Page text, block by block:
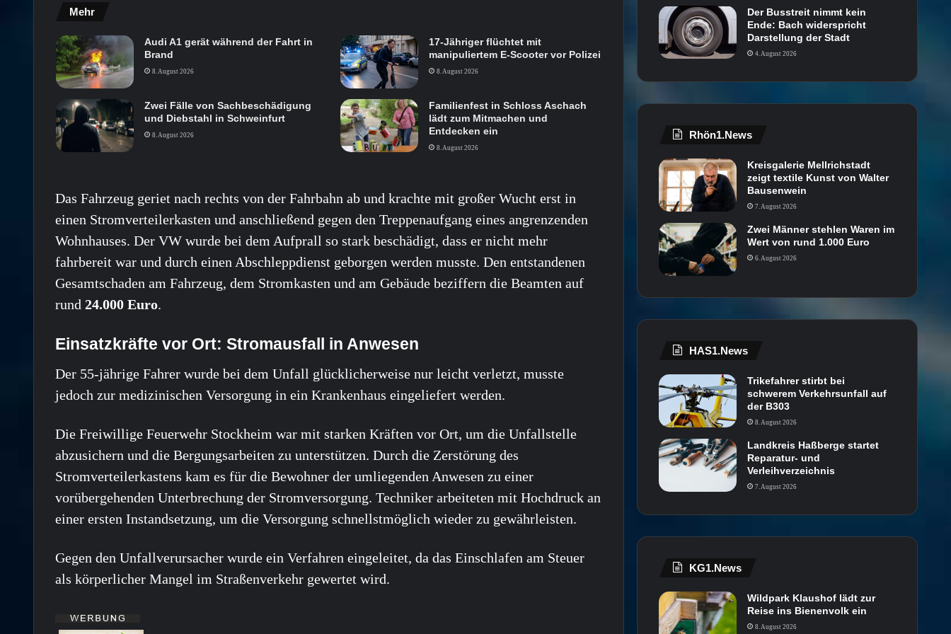
Mehr
Audi A1 gerät während der Fahrt in
Brand
8. August 2026
17-Jähriger flüchtet mit
manipuliertem E-Scooter vor Polizei
8. August 2026
Zwei Fälle von Sachbeschädigung
und Diebstahl in Schweinfurt
8. August 2026
Familienfest in Schloss Aschach
lädt zum Mitmachen und
Entdecken ein
8. August 2026
Das Fahrzeug geriet nach rechts von der Fahrbahn ab und krachte mit großer Wucht erst in
einen Stromverteilerkasten und anschließend gegen den Treppenaufgang eines angrenzenden
Wohnhauses. Der VW wurde bei dem Aufprall so stark beschädigt, dass er nicht mehr
fahrbereit war und durch einen Abschleppdienst geborgen werden musste. Den entstandenen
Gesamtschaden am Fahrzeug, dem Stromkasten und am Gebäude beziffern die Beamten auf
rund 24.000 Euro.
Einsatzkräfte vor Ort: Stromausfall in Anwesen
Der 55-jährige Fahrer wurde bei dem Unfall glücklicherweise nur leicht verletzt, musste
jedoch zur medizinischen Versorgung in ein Krankenhaus eingeliefert werden.
Die Freiwillige Feuerwehr Stockheim war mit starken Kräften vor Ort, um die Unfallstelle
abzusichern und die Bergungsarbeiten zu unterstützen. Durch die Zerstörung des
Stromverteilerkastens kam es für die Bewohner der umliegenden Anwesen zu einer
vorübergehenden Unterbrechung der Stromversorgung. Techniker arbeiteten mit Hochdruck an
einer ersten Instandsetzung, um die Versorgung schnellstmöglich wieder zu gewährleisten.
Gegen den Unfallverursacher wurde ein Verfahren eingeleitet, da das Einschlafen am Steuer
als körperlicher Mangel im Straßenverkehr gewertet wird.
Der Busstreit nimmt kein
Ende: Bach widerspricht
Darstellung der Stadt
4. August 2026
Rhön1.News
Kreisgalerie Mellrichstadt
zeigt textile Kunst von Walter
Bausenwein
7. August 2026
Zwei Männer stehlen Waren im
Wert von rund 1.000 Euro
6. August 2026
HAS1.News
Trikefahrer stirbt bei
schwerem Verkehrsunfall auf
der B303
8. August 2026
Landkreis Haßberge startet
Reparatur- und
Verleihverzeichnis
7. August 2026
KG1.News
Wildpark Klaushof lädt zur
Reise ins Bienenvolk ein
8. August 2026